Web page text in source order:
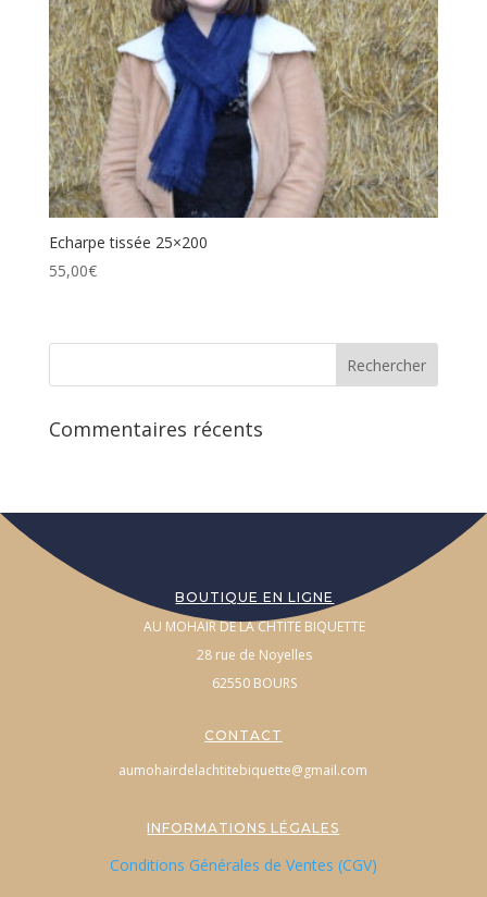
Echarpe tissée 25×200
55,00€
Commentaires récents
BOUTIQUE EN LIGNE
AU MOHAIR DE LA CHTITE BIQUETTE
28 rue de Noyelles
62550 BOURS
CONTACT
aumohairdelachtitebiquette@gmail.com
INFORMATIONS LÉGALES
Conditions Générales de Ventes (CGV)